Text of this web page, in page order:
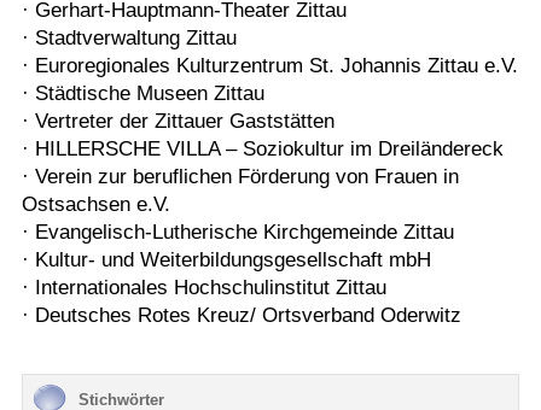
· Gerhart-Hauptmann-Theater Zittau
· Stadtverwaltung Zittau
· Euroregionales Kulturzentrum St. Johannis Zittau e.V.
· Städtische Museen Zittau
· Vertreter der Zittauer Gaststätten
· HILLERSCHE VILLA – Soziokultur im Dreiländereck
· Verein zur beruflichen Förderung von Frauen in
Ostsachsen e.V.
· Evangelisch-Lutherische Kirchgemeinde Zittau
· Kultur- und Weiterbildungsgesellschaft mbH
· Internationales Hochschulinstitut Zittau
· Deutsches Rotes Kreuz/ Ortsverband Oderwitz
Stichwörter